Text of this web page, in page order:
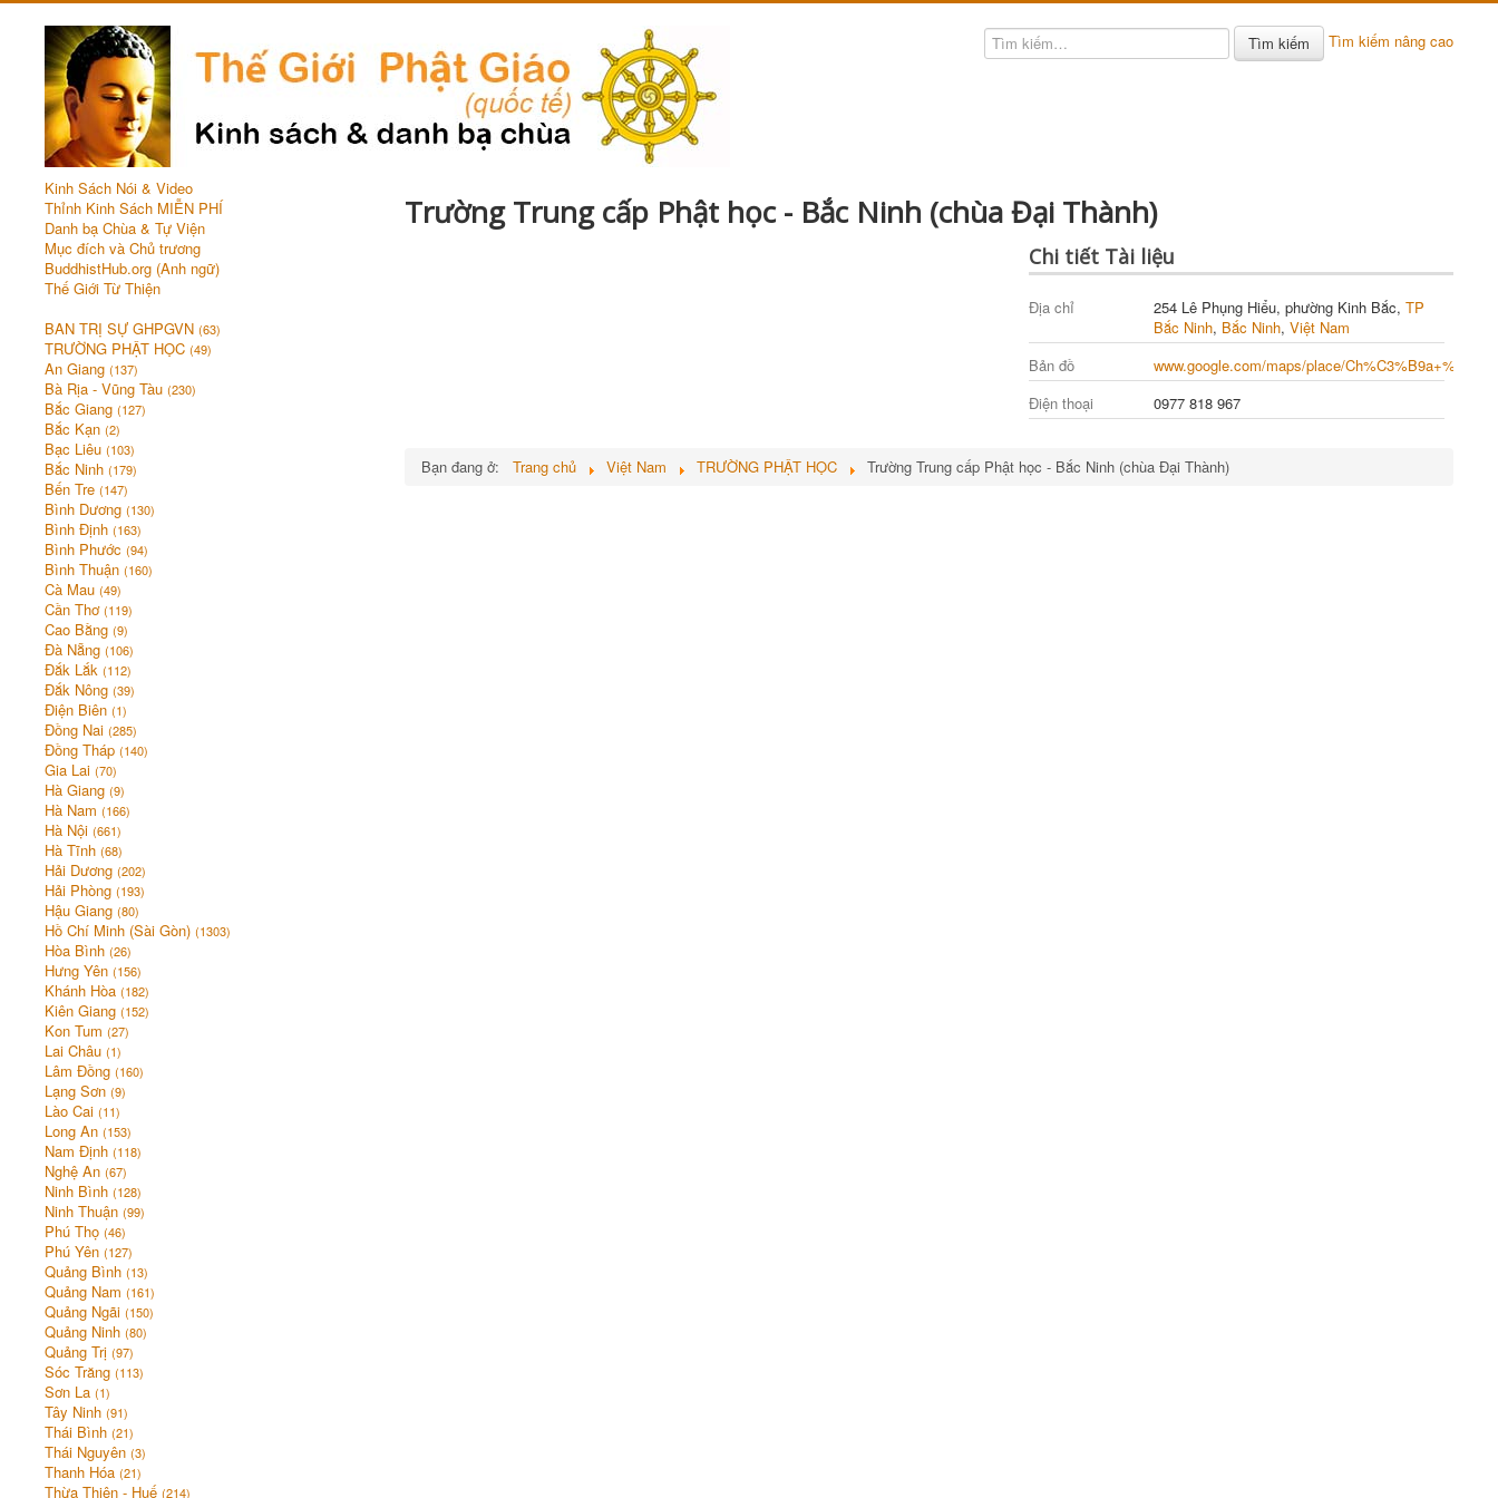
Tìm kiếm Tìm kiếm nâng cao
Kinh Sách Nói & Video
Thỉnh Kinh Sách MIỄN PHÍ
Danh bạ Chùa & Tự Viện
Mục đích và Chủ trương
BuddhistHub.org (Anh ngữ)
Thế Giới Từ Thiện
BAN TRỊ SỰ GHPGVN (63)
TRƯỜNG PHẬT HỌC (49)
An Giang (137)
Bà Rịa - Vũng Tàu (230)
Bắc Giang (127)
Bắc Kạn (2)
Bạc Liêu (103)
Bắc Ninh (179)
Bến Tre (147)
Bình Dương (130)
Bình Định (163)
Bình Phước (94)
Bình Thuận (160)
Cà Mau (49)
Cần Thơ(119)
Cao Bằng (9)
Đà Nẵng (106)
Đắk Lắk (112)
Đắk Nông (39)
Điện Biên (1)
Đồng Nai (285)
Đồng Tháp (140)
Gia Lai (70)
Hà Giang (9)
Hà Nam (166)
Hà Nội (661)
Hà Tĩnh (68)
Hải Dương (202)
Hải Phòng (193)
Hậu Giang (80)
Hồ Chí Minh (Sài Gòn) (1303)
Hòa Bình (26)
Hưng Yên (156)
Khánh Hòa (182)
Kiên Giang (152)
Kon Tum (27)
Lai Châu (1)
Lâm Đồng (160)
Lạng Sơn (9)
Lào Cai (11)
Long An (153)
Nam Định (118)
Nghệ An (67)
Ninh Bình (128)
Ninh Thuận (99)
Phú Thọ (46)
Phú Yên (127)
Quảng Bình (13)
Quảng Nam (161)
Quảng Ngãi (150)
Quảng Ninh (80)
Quảng Trị (97)
Sóc Trăng (113)
Sơn La (1)
Tây Ninh (91)
Thái Bình (21)
Thái Nguyên (3)
Thanh Hóa (21)
Thừa Thiên - Huế (214)
Trường Trung cấp Phật học - Bắc Ninh (chùa Đại Thành)
Chi tiết Tài liệu
Địa chỉ 254 Lê Phụng Hiểu, phường Kinh Bắc,TP
Bắc Ninh, Bắc Ninh,Việt Nam
Bản đồ
www.google.com/maps/place/
Điện thoại
0977 818 967
Bạn đang ở: Trang chủ Việt Nam TRƯỜNG PHẬT HỌC Trường Trung cấp Phật học - Bắc Ninh (chùa Đại Thành)